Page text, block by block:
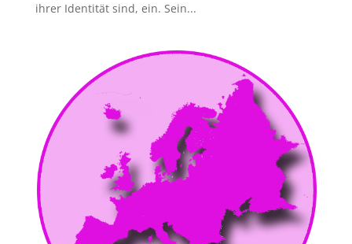
ihrer Identität sind, ein. Sein...